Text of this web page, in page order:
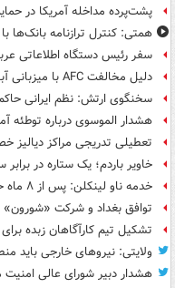
پشت‌پرده مداخله آمریکا در
همتی: کنترل ترازنامه بانک‌ها
سفر رئیس دستگاه اطلاعاتی
دلیل مخالفت AFC با میزبانی آبی‌ها در عراق
سخنگوی ارتش: نظم ایرانی
هشدار الموسوی درباره توطئه
تعطیلی تدریجی مراکز
خاویر باردم؛ یک ستاره در
خدمه ناو لینکلن: پس از ۸ ماه حضور در دریا خسته و درمانده‌ شدیم
توافق بغداد و شرکت «شورون»
تشکیل تیم کارآگاهان زبده
ولایتی: نیروهای خارجی باید
هشدار دبیر شورای عالی امنیت